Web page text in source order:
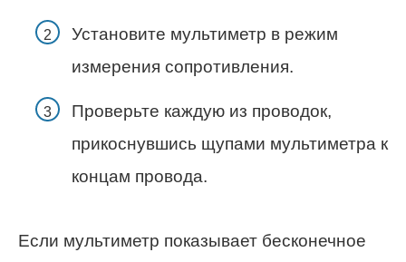
Установите мультиметр в режим
измерения сопротивления.
Проверьте каждую из проводок,
прикоснувшись щупами мультиметра к
концам провода.
Если мультиметр показывает бесконечное